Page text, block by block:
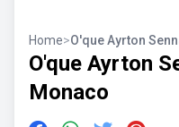
Home>O'que Ayrton
O'que Ayrton
Monaco